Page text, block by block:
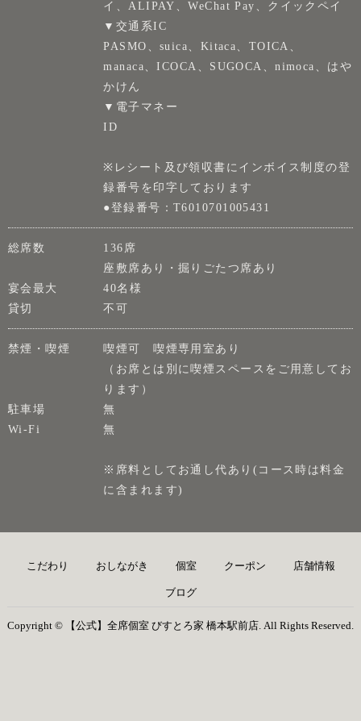
イ、ALIPAY、WeChat Pay、クイックペイ
▼交通系IC
PASMO、suica、Kitaca、TOICA、
manaca、ICOCA、SUGOCA、nimoca、はや
かけん
▼電子マネー
ID
※レシート及び領収書にインボイス制度の登
録番号を印字しております
●登録番号：T6010701005431
総席数
136席
座敷席あり・掘りごたつ席あり
宴会最大
40名様
貸切
不可
禁煙・喫煙
喫煙可 喫煙専用室あり
（お席とは別に喫煙スペースをご用意してお
ります）
駐車場
無
Wi-Fi
無
※席料としてお通し代あり(コース時は料金
に含まれます)
こだわり おしながき 個室 クーポン 店舗情報
ブログ
Copyright © 【公式】全席個室 びすとろ家 橋本駅前店. All Rights Reserved.